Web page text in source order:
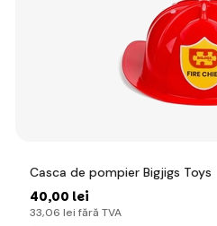
Casca de pompier Bigjigs Toys
40,00 lei
33,06 lei fără TVA